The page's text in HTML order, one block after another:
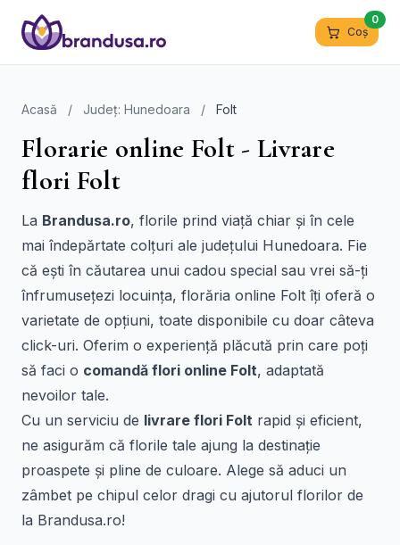
Coș
0
Acasă / Județ: Hunedoara / Folt
Florarie online Folt - Livrare
flori Folt
La Brandusa.ro, florile prind viață chiar și în cele
mai îndepărtate colțuri ale județului Hunedoara. Fie
că ești în căutarea unui cadou special sau vrei să-ți
înfrumusețezi locuința, florăria online Folt îți oferă o
varietate de opțiuni, toate disponibile cu doar câteva
click-uri. Oferim o experiență plăcută prin care poți
să faci o comandă flori online Folt, adaptată
nevoilor tale.
Cu un serviciu de livrare flori Folt rapid și eficient,
ne asigurăm că florile tale ajung la destinație
proaspete și pline de culoare. Alege să aduci un
zâmbet pe chipul celor dragi cu ajutorul florilor de
la Brandusa.ro!